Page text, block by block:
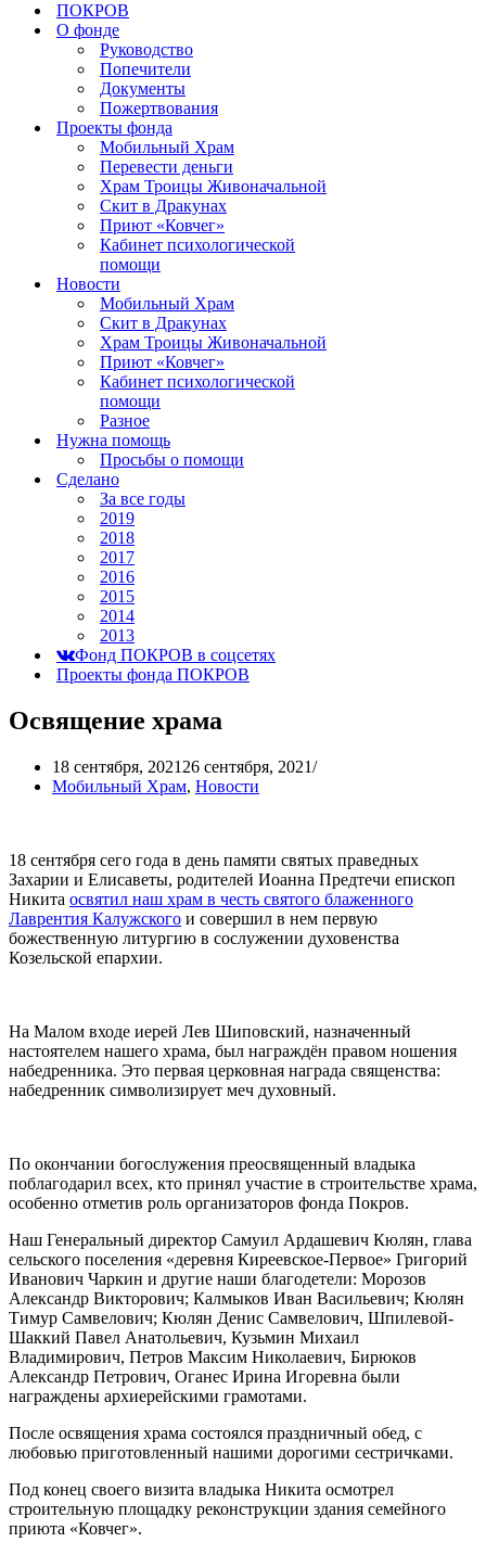
ПОКРОВ
О фонде
Руководство
Попечители
Документы
Пожертвования
Проекты фонда
Мобильный Храм
Перевести деньги
Храм Троицы Живоначальной
Скит в Дракунах
Приют «Ковчег»
Кабинет психологической
помощи
Новости
Мобильный Храм
Скит в Дракунах
Храм Троицы Живоначальной
Приют «Ковчег»
Кабинет психологической
помощи
Разное
Нужна помощь
Просьбы о помощи
Сделано
За все годы
2019
2018
2017
2016
2015
2014
2013
Фонд ПОКРОВ в соцсетях
Проекты фонда ПОКРОВ
Освящение храма
18 сентября, 2021 26 сентября, 2021
Мобильный Храм, Новости
18 сентября сего года в день памяти святых праведных
Захарии и Елисаветы, родителей Иоанна Предтечи епископ
Никита освятил наш храм в честь святого блаженного
Лаврентия Калужского и совершил в нем первую
божественную литургию в сослужении духовенства
Козельской епархии.
На Малом входе иерей Лев Шиповский, назначенный
настоятелем нашего храма, был награждён правом ношения
набедренника. Это первая церковная награда священства:
набедренник символизирует меч духовный.
По окончании богослужения преосвященный владыка
поблагодарил всех, кто принял участие в строительстве храма,
особенно отметив роль организаторов фонда Покров.
Наш Генеральный директор Самуил Ардашевич Кюлян, глава
сельского поселения «деревня Киреевское-Первое» Григорий
Иванович Чаркин и другие наши благодетели: Морозов
Александр Викторович; Калмыков Иван Васильевич; Кюлян
Тимур Самвелович; Кюлян Денис Самвелович, Шпилевой-
Шаккий Павел Анатольевич, Кузьмин Михаил
Владимирович, Петров Максим Николаевич, Бирюков
Александр Петрович, Оганес Ирина Игоревна были
награждены архиерейскими грамотами.
После освящения храма состоялся праздничный обед, с
любовью приготовленный нашими дорогими сестричками.
Под конец своего визита владыка Никита осмотрел
строительную площадку реконструкции здания семейного
приюта «Ковчег».